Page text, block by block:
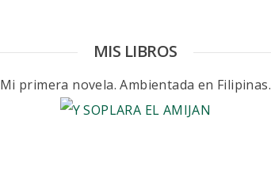
MIS LIBROS
Mi primera novela. Ambientada en Filipinas.